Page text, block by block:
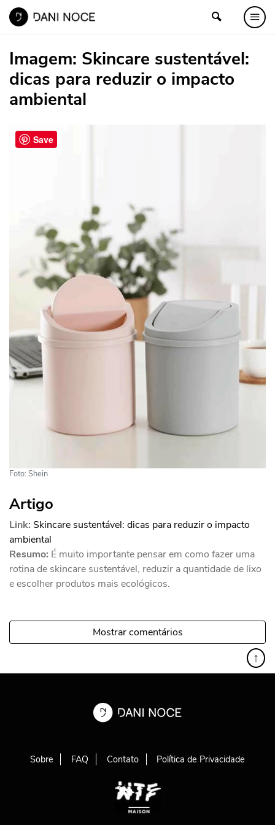
Imagem: Skincare sustentável:
dicas para reduzir o impacto
ambiental
Foto: Shein
Artigo
Link: Skincare sustentável: dicas para reduzir o impacto
ambiental
Resumo: É muito importante pensar em como fazer uma
rotina de skincare sustentável, reduzir a quantidade de lixo
e escolher produtos mais ecológicos.
Mostrar comentários
↑
Sobre FAQ Contato Política de Privacidade
Save